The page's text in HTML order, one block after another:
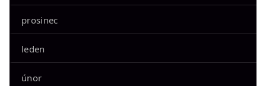
prosinec
leden
únor